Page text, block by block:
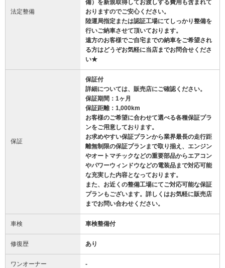
法定整備
備）を新規取得してお渡しする費用も含まれて
おりますのでご安心ください。
陸運局指定または認証工場にてしっかり整備を
行いご納車させて頂いております。
遠方のお客様でご自宅までの納車をご希望され
る方はどうぞお気軽に当店までお問合せくださ
い★
保証
保証付
詳細については、販売店にご確認ください。
保証期間：1ヶ月
保証距離：1,000km
お客様のご希望に合わせて選べる各種保証プラ
ンをご用意しております。
お求めやすい保証プランから業界最長の走行距
離無制限の保証プランまで取り揃え、エンジン
やオートマチックなどの重要部品からエアコン
やパワーウィンドウなどの電装品まで対応可能
な充実した内容となっております。
また、お近くの整備工場にてご対応可能な保証
プランもございます。詳しくはお気軽に販売店
までお問い合わせください。
車検 車検整備付
修復歴 あり
ワンオーナー -